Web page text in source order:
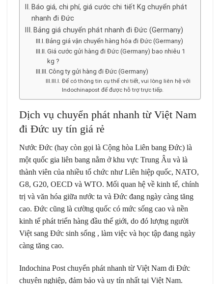
Báo giá, chi phí, giá cước chi tiết Kg chuyển phát
nhanh đi Đức
Bảng giá chuyển phát nhanh đi Đức (Germany)
Bảng giá vận chuyển hàng hóa đi Đức (Germany)
Giá cước gửi hàng đi Đức (Germany) bao nhiêu 1
kg ?
Công ty gửi hàng đi Đức (Germany)
Để có thông tin cụ thể chi tiết, vui lòng liên hệ với
Indochinapost để được hỗ trợ trực tiếp.
Dịch vụ chuyển phát nhanh từ Việt Nam
đi Đức uy tín giá rẻ
Nước Đức (hay còn gọi là Cộng hòa Liên bang Đức) là
một quốc gia liên bang nằm ở khu vực Trung Âu và là
thành viên của nhiều tổ chức như Liên hiệp quốc, NATO,
G8, G20, OECD và WTO. Mối quan hệ về kinh tế, chính
trị và văn hóa giữa nước ta và Đức đang ngày càng tăng
cao. Đức cũng là cường quốc có mức sống cao và nền
kinh tế phát triển hàng đầu thế giới, do đó lượng người
Việt sang Đức sinh sống , làm việc và học tập đang ngày
càng tăng cao.
Indochina Post chuyển phát nhanh từ Việt Nam đi Đức
chuyên nghiệp, đảm bảo và uy tín nhất tại Việt Nam.